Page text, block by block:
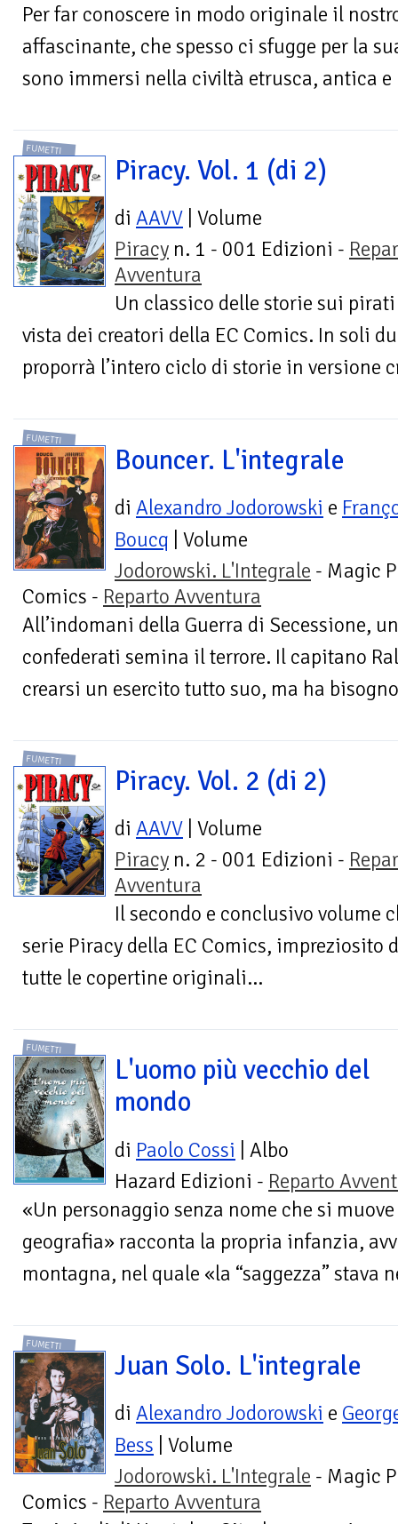
Per far conoscere in modo originale il
affascinante, che spesso ci sfugge per la
sono immersi nella civiltà etrusca, antica e
FUMETTI
Piracy. Vol. 1 (di 2)
di AAVV | Volume
Piracy n. 1 - 001 Edizioni -
Avventura
Un classico delle storie sui
vista dei creatori della EC Comics. In soli
proporrà l’intero ciclo di storie in versione
FUMETTI
Bouncer. L'integrale
di Alexandro Jodorowski e
Boucq | Volume
Jodorowski. L'Integrale - Magic
Comics - Reparto Avventura
All’indomani della Guerra di Secessione,
confederati semina il terrore. Il capitano
crearsi un esercito tutto suo, ma ha
FUMETTI
Piracy. Vol. 2 (di 2)
di AAVV | Volume
Piracy n. 2 - 001 Edizioni -
Avventura
Il secondo e conclusivo volume
serie Piracy della EC Comics, impreziosito
tutte le copertine originali...
FUMETTI
L'uomo più vecchio del
mondo
di Paolo Cossi | Albo
Hazard Edizioni - Reparto
«Un personaggio senza nome che si
geografia» racconta la propria infanzia,
montagna, nel quale «la “saggezza” stava
FUMETTI
Juan Solo. L'integrale
di Alexandro Jodorowski e
Bess | Volume
Jodorowski. L'Integrale - Magic
Comics - Reparto Avventura